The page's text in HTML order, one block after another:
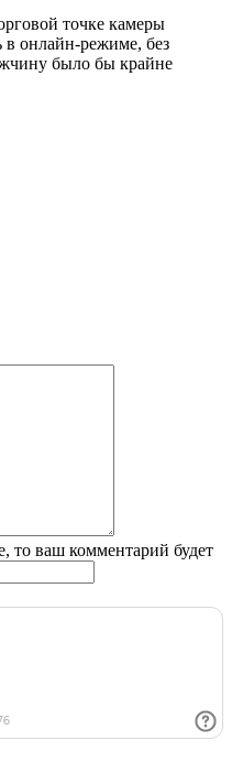
точке камеры
онлайн-режиме, без
было бы крайне
то ваш комментарий будет